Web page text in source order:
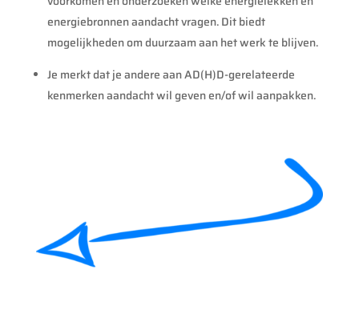
energiebronnen aandacht vragen. Dit biedt
mogelijkheden om duurzaam aan het werk te blijven.
Je merkt dat je andere aan AD(H)D-gerelateerde
kenmerken aandacht wil geven en/of wil aanpakken.